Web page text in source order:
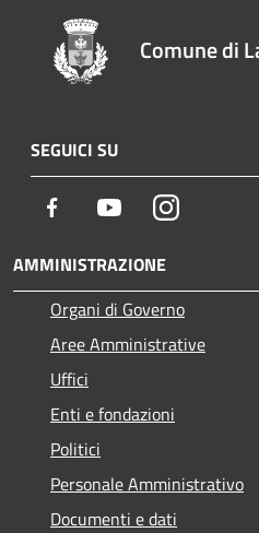
Comune di
SEGUICI SU
Facebook YoutubeInstagram
AMMINISTRAZIONE
Organi di Governo
Aree Amministrative
Uffici
Enti e fondazioni
Politici
Personale Amministrativo
Documenti e dati